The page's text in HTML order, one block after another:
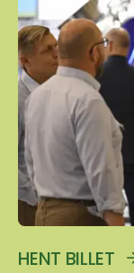
HENT BILLET